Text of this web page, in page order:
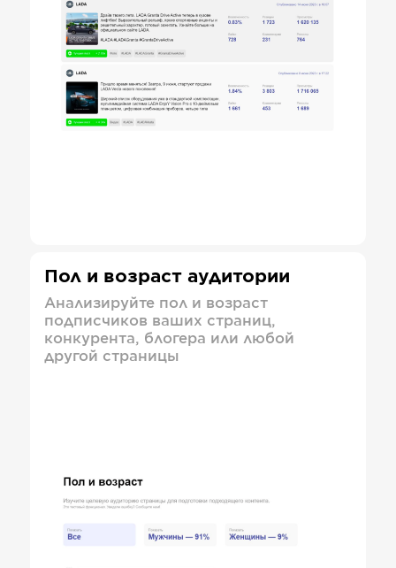
Пол и возраст аудитории
Анализируйте пол и возраст
подписчиков ваших страниц,
конкурента, блогера или любой
другой страницы